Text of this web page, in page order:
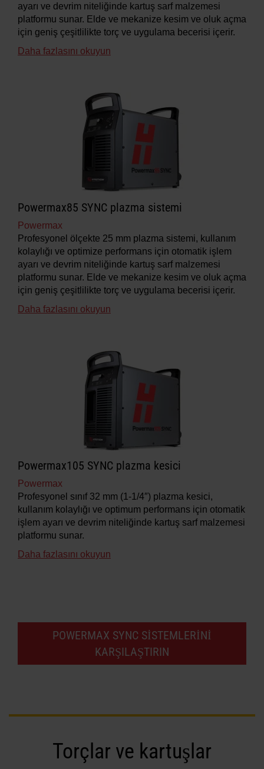
ayarı ve devrim niteliğinde kartuş sarf malzemesi
platformu sunar. Elde ve mekanize kesim ve oluk açma
için geniş çeşitlilikte torç ve uygulama becerisi içerir.
Daha fazlasını okuyun
Powermax85 SYNC plazma sistemi
Powermax
Profesyonel ölçekte 25 mm plazma sistemi, kullanım
kolaylığı ve optimize performans için otomatik işlem
ayarı ve devrim niteliğinde kartuş sarf malzemesi
platformu sunar. Elde ve mekanize kesim ve oluk açma
için geniş çeşitlilikte torç ve uygulama becerisi içerir.
Daha fazlasını okuyun
Powermax105 SYNC plazma kesici
Powermax
Profesyonel sınıf 32 mm (1-1/4″) plazma kesici,
kullanım kolaylığı ve optimum performans için otomatik
işlem ayarı ve devrim niteliğinde kartuş sarf malzemesi
platformu sunar.
Daha fazlasını okuyun
POWERMAX SYNC SISTEMLERINI
KARŞILAŞTIRIN
Torçlar ve kartuşlar